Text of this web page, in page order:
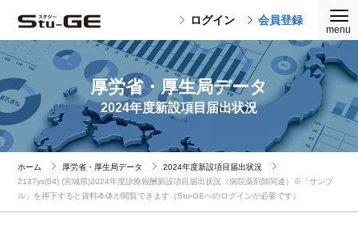
ログイン 会員登録
厚労省・厚生局データ
2024年度新設項目届出状況
ホーム 厚労省・厚生局データ
2024年度新設項目届出状況
2137ys(04) (宮城県)2024年度診療報酬新設項目届出状況（病院薬剤師関連）※「サンプ
ル」を押下すると資料本体が閲覧できます（Stu-GEへのログインが必要です）